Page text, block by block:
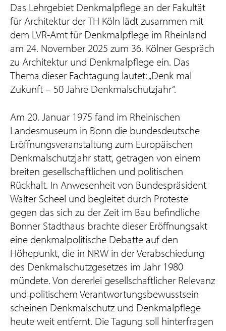
Das Lehrgebiet Denkmalpflege an der Fakultät
für Architektur der TH Köln lädt zusammen mit
dem LVR-Amt für Denkmalpflege im Rheinland
am 24. November 2025 zum 36. Kölner Gespräch
zu Architektur und Denkmalpflege ein. Das
Thema dieser Fachtagung lautet: „Denk mal
Zukunft – 50 Jahre Denkmalschutzjahr“.
Am 20. Januar 1975 fand im Rheinischen
Landesmuseum in Bonn die bundesdeutsche
Eröffnungsveranstaltung zum Europäischen
Denkmalschutzjahr statt, getragen von einem
breiten gesellschaftlichen und politischen
Rückhalt. In Anwesenheit von Bundespräsident
Walter Scheel und begleitet durch Proteste
gegen das sich zu der Zeit im Bau befindliche
Bonner Stadthaus brachte dieser Eröffnungsakt
eine denkmalpolitische Debatte auf den
Höhepunkt, die in NRW in der Verabschiedung
des Denkmalschutzgesetzes im Jahr 1980
mündete. Von dererlei gesellschaftlicher Relevanz
und politischem Verantwortungsbewusstsein
scheinen Denkmalschutz und Denkmalpflege
heute weit entfernt. Die Tagung soll hinterfragen